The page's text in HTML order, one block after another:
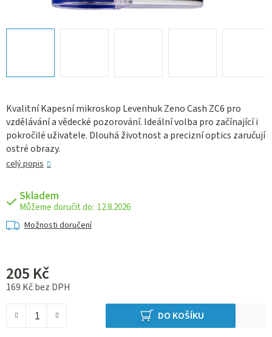
Kvalitní Kapesní mikroskop Levenhuk Zeno Cash ZC6 pro
vzdělávání a vědecké pozorování. Ideální volba pro začínající i
pokročilé uživatele. Dlouhá životnost a precizní optics zaručují
ostré obrazy.
celý popis
Skladem
12.8.2026
Možnosti doručení
205 Kč
169 Kč bez DPH
DO KOŠÍKU